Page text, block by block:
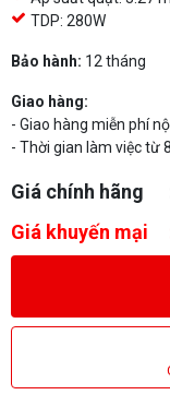
TDP: 280W
Bảo hành: 12 tháng
Giao hàng:
- Giao hàng miễn phí
- Thời gian làm việc từ
Giá chính hãng
Giá khuyến mại